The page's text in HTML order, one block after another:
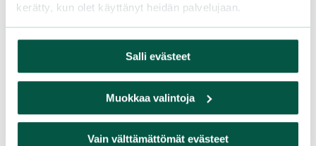
kerätty, kun olet käyttänyt heidän palvelujaan.
Salli evästeet
Muokkaa valintoja
Vain välttämättömät evästeet